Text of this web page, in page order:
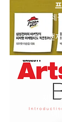
벽제
이티앤